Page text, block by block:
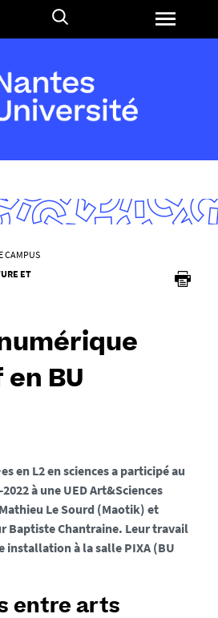
Aller
CAMPUS
ET
BU
en L2 en sciences a participé au
à une UED Art&Sciences
Le Sourd (Maotik) et
Baptiste Chantraine. Leur travail
installation à la salle PIXA (BU
entre arts